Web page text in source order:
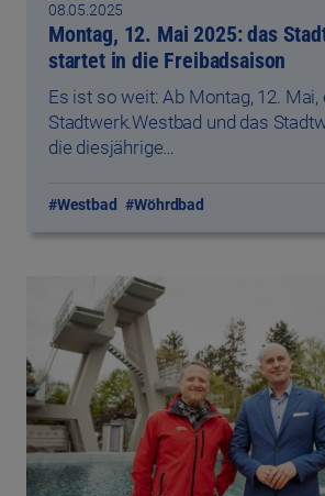
08.05.2025
Montag, 12. Mai 2025: das
startet in die Freibadsaison
Es ist so weit: Ab Montag, 12.
Stadtwerk.Westbad und das
die diesjährige…
#Westbad #Wöhrdbad